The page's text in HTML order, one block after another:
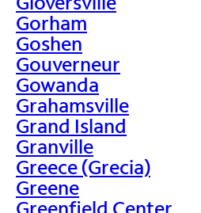
Gorham
Goshen
Gouverneur
Gowanda
Grahamsville
Grand Island
Granville
Greece (Grecia)
Greene
Greenfield Center